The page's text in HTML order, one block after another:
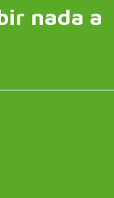
nada a